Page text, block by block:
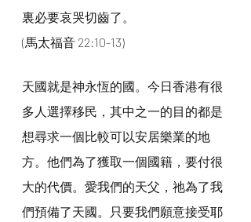
裏必要哀哭切齒了。
(馬太福音 22:10-13)
天國就是神永恆的國。今日香港有很
多人選擇移民，其中之一的目的都是
想尋求一個比較可以安居樂業的地
方。他們為了獲取一個國籍，要付很
大的代價。愛我們的天父，祂為了我
們預備了天國。只要我們願意接受耶